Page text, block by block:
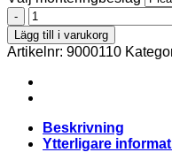
Shantung
001
Lamellgardin
Lutande
mängd
Lägg till i varukorg
Artikelnr: 9000110
Beskrivning
Ytterligare